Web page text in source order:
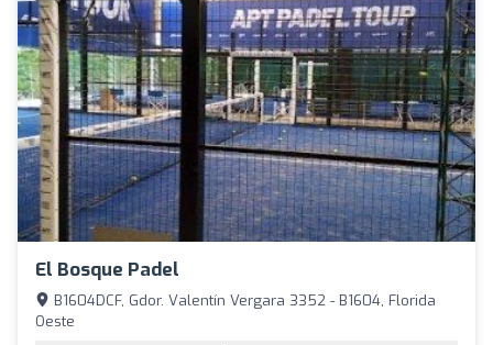
El Bosque Padel
B1604DCF, Gdor. Valentín Vergara 3352 - B1604, Florida
Oeste